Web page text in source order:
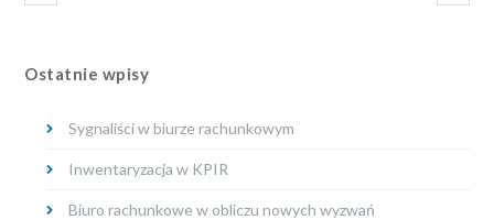
Ostatnie wpisy
Sygnaliści w biurze rachunkowym
Inwentaryzacja w KPIR
Biuro rachunkowe w obliczu nowych wyzwań